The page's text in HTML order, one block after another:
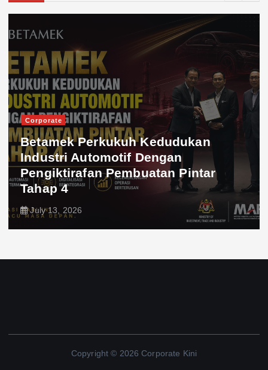
Corporate
Betamek Perkukuh Kedudukan
Industri Automotif Dengan
Pengiktirafan Pembuatan Pintar
Tahap 4
July 13, 2026
Copyright © 2026 Corporate Kini